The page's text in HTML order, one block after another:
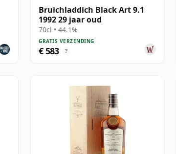
Bruichladdich Black Art 9.1
1992 29 jaar oud
70cl • 44.1%
GRATIS VERZENDING
€ 583 ?